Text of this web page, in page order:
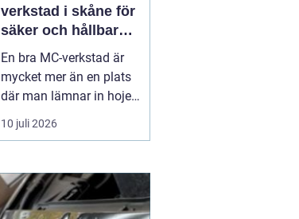
verkstad i skåne för
säker och hållbar
körning
En bra MC-verkstad är
mycket mer än en plats
där man lämnar in hojen
när något går sönder.
För många förare i
trygghet, säkerhet och
körglädje under lång tid
framöver. En
10 juli 2026